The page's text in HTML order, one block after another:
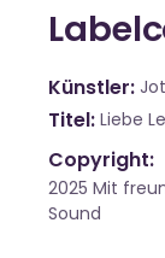
Künstler
Titel Liebe
Copyright:
2025 Mit
Sound